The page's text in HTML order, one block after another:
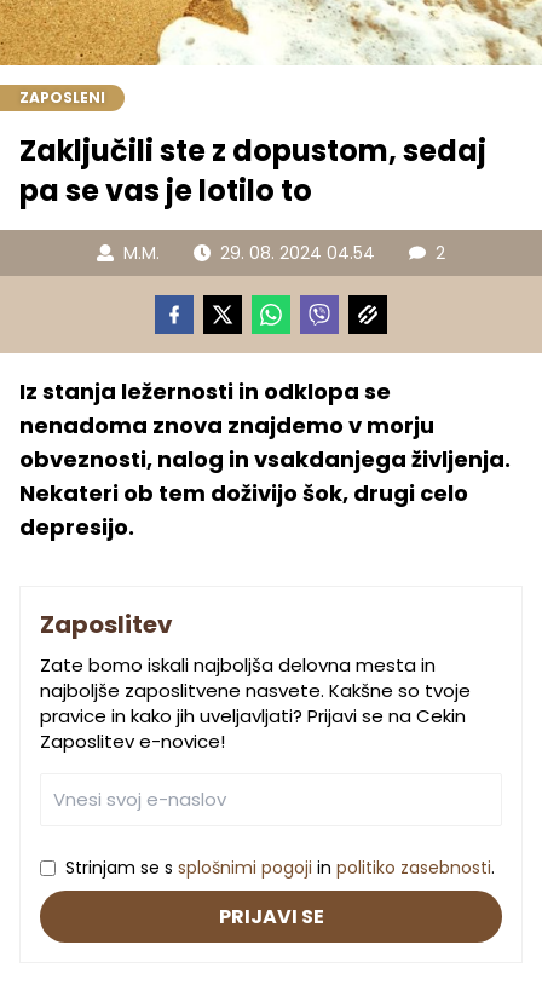
ZAPOSLENI
Zaključili ste z dopustom, sedaj
pa se vas je lotilo to
M.M. 29. 08. 2024 04.54 2
Iz stanja ležernosti in odklopa se
nenadoma znova znajdemo v morju
obveznosti, nalog in vsakdanjega življenja.
Nekateri ob tem doživijo šok, drugi celo
depresijo.
Zaposlitev
Zate bomo iskali najboljša delovna mesta in
najboljše zaposlitvene nasvete. Kakšne so tvoje
pravice in kako jih uveljavljati? Prijavi se na Cekin
Zaposlitev e-novice!
Strinjam se s splošnimi pogoji in politiko zasebnosti.
PRIJAVI SE